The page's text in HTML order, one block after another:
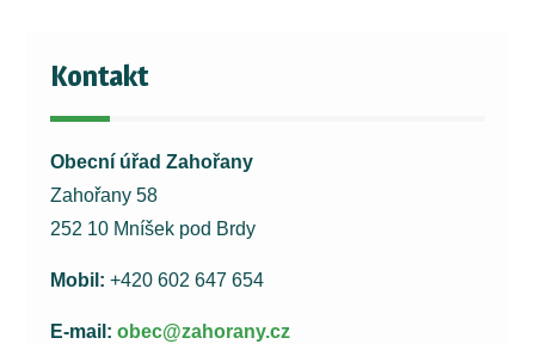
Kontakt
Obecní úřad Zahořany
Zahořany 58
252 10 Mníšek pod Brdy
Mobil: +420 602 647 654
E-mail: obec@zahorany.cz